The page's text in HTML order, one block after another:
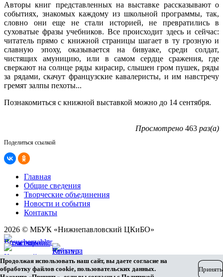
Авторы книг представленных на выставке рассказывают о
событиях, знакомых каждому из школьной программы, так,
словно они еще не стали историей, не превратились в
суховатые фразы учебников. Все происходит здесь и сейчас:
читатель прямо с книжной страницы шагает в ту грозную и
славную эпоху, оказывается на бивуаке, среди солдат,
чистящих амуницию, или в самом сердце сражения, где
сверкают на солнце ряды кирасир, слышен гром пушек, ряды
за рядами, скачут французские кавалеристы, и им навстречу
гремят залпы пехоты...
Познакомиться с книжной выставкой можно до 14 сентября.
Просмотрено 463 раз(а)
Поделиться ссылкой
Главная
Общие сведения
Творческие объединения
Новости и события
Контакты
2026 © МБУК «Нижнепавловский ЦКиБО»
Карта сайта
Разработка сайта
Продолжая использовать наш сайт, вы даете согласие на
обработку файлов cookie, пользовательских данных.
Принять